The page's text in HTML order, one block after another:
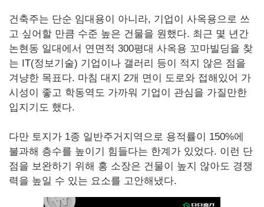
건축주는 단순 임대용이 아니라, 기업이 사옥용으로 쓰
고 싶어할 만큼 수준 높은 건물을 원했다. 최근 몇 년간
논현동 일대에서 연면적 300평대 사옥용 꼬마빌딩을 찾
는 IT(정보기술) 기업이나 갤러리 등이 적지 않은 점을
겨냥한 목표다. 마침 대지 2개 면이 도로와 접해있어 가
시성이 좋고 학동역도 가까워 기업이 관심을 가질만한
입지기도 했다.
다만 토지가 1종 일반주거지역으로 용적률이 150%에
불과해 층수를 높이기 힘들다는 한계가 있었다. 이런 단
점을 보완하기 위해 홍 소장은 건물이 높지 않아도 경쟁
력을 높일 수 있는 요소를 고안해냈다.